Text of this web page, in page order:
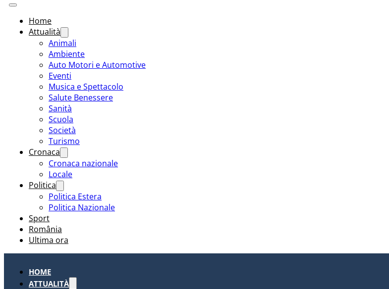
Home
Attualità
Animali
Ambiente
Auto Motori e Automotive
Eventi
Musica e Spettacolo
Salute Benessere
Sanità
Scuola
Società
Turismo
Cronaca
Cronaca nazionale
Locale
Politica
Politica Estera
Politica Nazionale
Sport
România
Ultima ora
HOME
ATTUALITÀ